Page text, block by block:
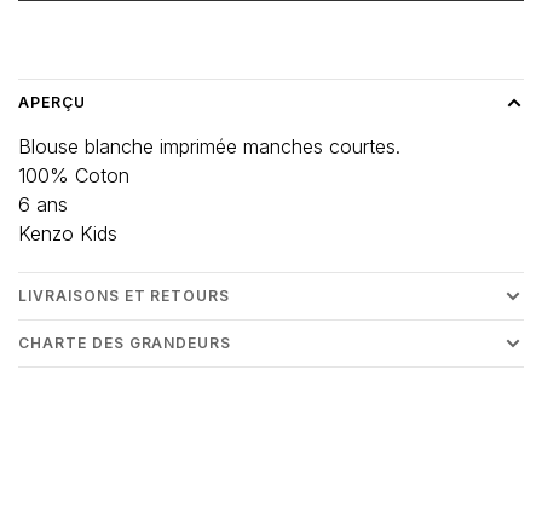
APERÇU
Blouse blanche imprimée manches courtes.
100% Coton
6 ans
Kenzo Kids
LIVRAISONS ET RETOURS
CHARTE DES GRANDEURS